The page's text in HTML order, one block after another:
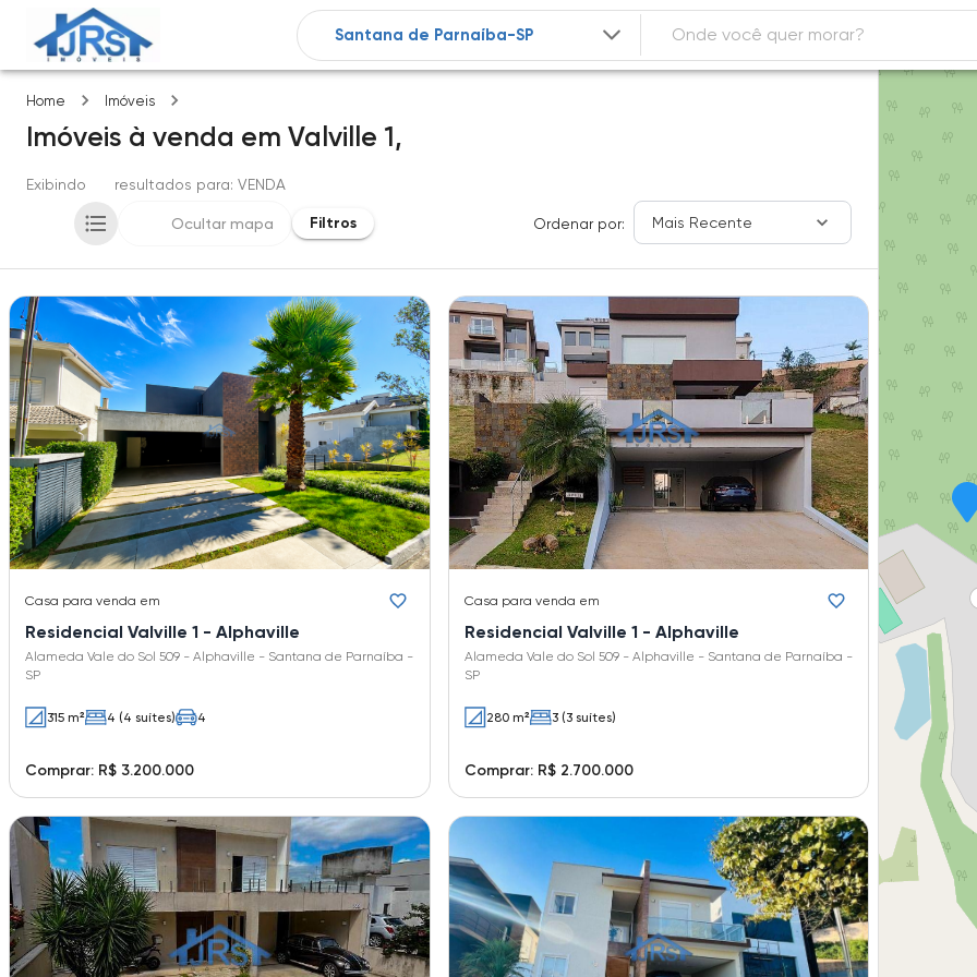
Home Imóveis
Imóveis à venda em Valville 1,
Exibindo resultados para: VENDA
Ocultar mapa Filtros Ordenar por: Mais Recente
Casa para venda em
Residencial Valville 1 - Alphaville
Alameda Vale do Sol 509 - Alphaville - Santana de Parnaíba -
SP
315 m² 4 (4 suítes) 4
Comprar: R$ 3.200.000
Casa para venda em
Residencial Valville 1 - Alphaville
Alameda Vale do Sol 509 - Alphaville - Santana de Parnaíba -
SP
280 m² 3 (3 suítes)
Comprar: R$ 2.700.000